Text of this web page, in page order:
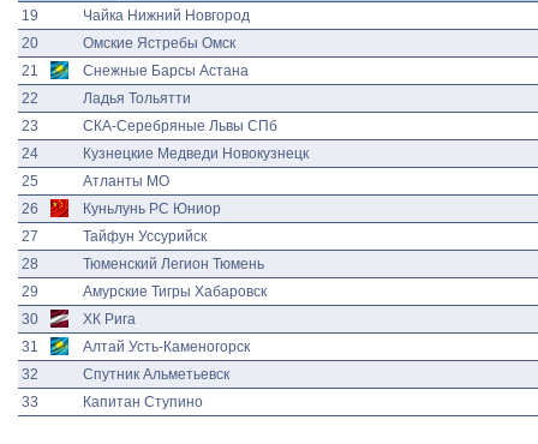
19
Чайка Нижний Новгород
20
Омские Ястребы Омск
21
Снежные Барсы Астана
22
Ладья Тольятти
23
СКА-Серебряные Львы СПб
24
Кузнецкие Медведи Новокузнецк
25
Атланты МО
26
Куньлунь РС Юниор
27
Тайфун Уссурийск
28
Тюменский Легион Тюмень
29
Амурские Тигры Хабаровск
30
ХК Рига
31
Алтай Усть-Каменогорск
32
Спутник Альметьевск
33
Капитан Ступино